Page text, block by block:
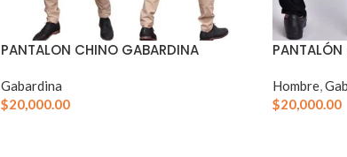
PANTALON CHINO GABARDINA
Gabardina
$20,000.00
Hombre,
$20,000.00